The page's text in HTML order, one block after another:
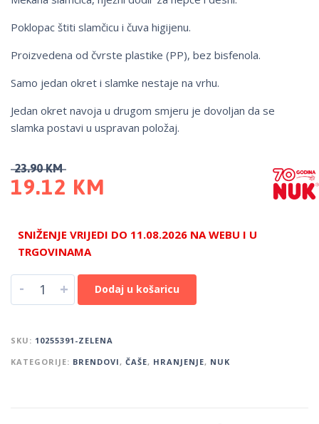
Poklopac štiti slamčicu i čuva higijenu.
Proizvedena od čvrste plastike (PP), bez bisfenola.
Samo jedan okret i slamke nestaje na vrhu.
Jedan okret navoja u drugom smjeru je dovoljan da se
slamka postavi u uspravan položaj.
23.90KM
19.12 KM
SNIŽENJE VRIJEDI DO 11.08.2026 NA WEBU I U
TRGOVINAMA
- + Dodaj u košaricu
SKU: 10255391-ZELENA
KATEGORIJE: BRENDOVI, ČAŠE, HRANJENJE, NUK